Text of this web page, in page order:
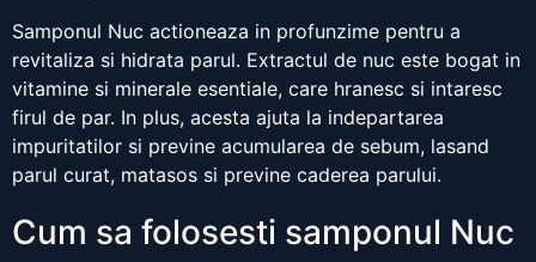
Samponul Nuc actioneaza in profunzime pentru a
revitaliza si hidrata parul. Extractul de nuc este bogat in
vitamine si minerale esentiale, care hranesc si intaresc
firul de par. In plus, acesta ajuta la indepartarea
impuritatilor si previne acumularea de sebum, lasand
parul curat, matasos si previne caderea parului.
Cum sa folosesti samponul Nuc